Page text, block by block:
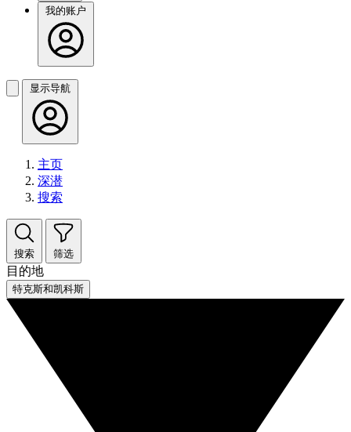
我的账户
显示导航
主页
深潜
搜索
搜索 筛选
目的地
特克斯和凯科斯